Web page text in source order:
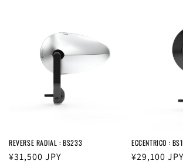
REVERSE RADIAL : BS233
通
¥31,500 JPY
ECCENTRICO :
通
¥29,100 JPY